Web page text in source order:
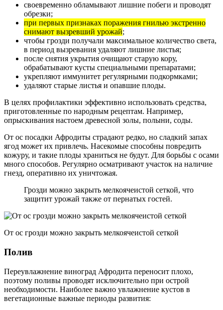
своевременно обламывают лишние побеги и проводят
обрезки;
при первых признаках поражения гнилью экстренно
снимают вызревший урожай;
чтобы грозди получали максимальное количество света,
в период вызревания удаляют лишние листья;
после снятия укрытия очищают старую кору,
обрабатывают кусты специальными препаратами;
укрепляют иммунитет регулярными подкормками;
удаляют старые листья и опавшие плоды.
В целях профилактики эффективно использовать средства,
приготовленные по народным рецептам. Например,
опрыскивания настоем древесной золы, полыни, соды.
От ос посадки Афродиты страдают редко, но сладкий запах
ягод может их привлечь. Насекомые способны повредить
кожуру, и такие плоды храниться не будут. Для борьбы с осами
много способов. Регулярно осматривают участок на наличие
гнезд, оперативно их уничтожая.
Грозди можно закрыть мелкоячеистой сеткой, что
защитит урожай также от пернатых гостей.
От ос грозди можно закрыть мелкоячеистой сеткой
Полив
Переувлажнение виноград Афродита переносит плохо,
поэтому поливы проводят исключительно при острой
необходимости. Наиболее важно увлажнение кустов в
вегетационные важные периоды развития: